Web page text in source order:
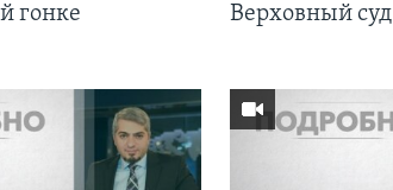
гонке
Верховный суд